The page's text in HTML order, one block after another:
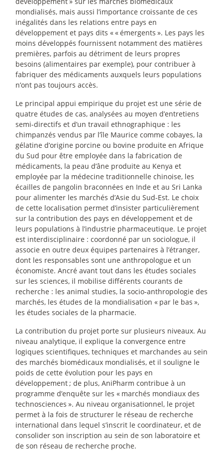
mondialisés, mais aussi l’importance croissante de ces
inégalités dans les relations entre pays en
développement et pays dits ««émergents ». Les pays les
moins développés fournissent notamment des matières
premières, parfois au détriment de leurs propres
besoins (alimentaires par exemple), pour contribuer à
fabriquer des médicaments auxquels leurs populations
n’ont pas toujours accès.
Le principal appui empirique du projet est une série de
quatre études de cas, analysées au moyen d’entretiens
semi-directifs et d’un travail ethnographique : les
chimpanzés vendus par l’île Maurice comme cobayes, la
gélatine d’origine porcine ou bovine produite en Afrique
du Sud pour être employée dans la fabrication de
médicaments, la peau d’âne produite au Kenya et
employée par la médecine traditionnelle chinoise, les
écailles de pangolin braconnées en Inde et au Sri Lanka
pour alimenter les marchés d’Asie du Sud-Est. Le choix
de cette localisation permet d’insister particulièrement
sur la contribution des pays en développement et de
leurs populations à l’industrie pharmaceutique. Le projet
est interdisciplinaire : coordonné par un sociologue, il
associe en outre deux équipes partenaires à l’étranger,
dont les responsables sont une anthropologue et un
économiste. Ancré avant tout dans les études sociales
sur les sciences, il mobilise différents courants de
recherche : les animal studies, la socio-anthropologie des
marchés, les études de la mondialisation « par le bas »,
les études sociales de la pharmacie.
La contribution du projet porte sur plusieurs niveaux. Au
niveau analytique, il explique la convergence entre
logiques scientifiques, techniques et marchandes au sein
des marchés biomédicaux mondialisés, et il souligne le
poids de cette évolution pour les pays en
développement; de plus, AniPharm contribue à un
programme d’enquête sur les « marchés mondiaux des
technosciences ». Au niveau organisationnel, le projet
permet à la fois de structurer le réseau de recherche
international dans lequel s’inscrit le coordinateur, et de
consolider son inscription au sein de son laboratoire et
de son réseau de recherche proche.